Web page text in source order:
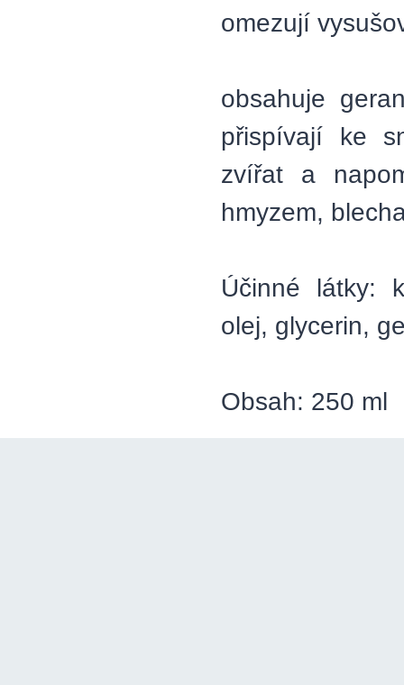
omezují
obsahuje
přispívají ke
zvířat a
hmyzem,
Účinné látky:
olej, glycerin,
Obsah: 250 ml